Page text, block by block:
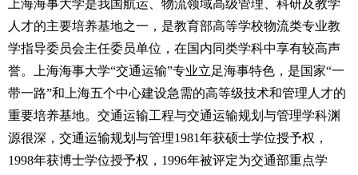
上海海事大学是我国航运、物流领域高级管理、科研及教学
人才的主要培养基地之一，是教育部高等学校物流类专业教
学指导委员会主任委员单位，在国内同类学科中享有较高声
誉。上海海事大学“交通运输”专业立足海事特色，是国家“一
带一路”和上海五个中心建设急需的高等级技术和管理人才的
重要培养基地。交通运输工程与交通运输规划与管理学科渊
源很深，交通运输规划与管理1981年获硕士学位授予权，
1998年获博士学位授予权， 1996年被评定为交通部重点学